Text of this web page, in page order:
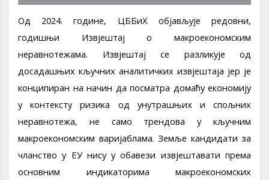
Од 2024. године, ЦББиХ објављује редовни,
годишњи Извјештај о макроекономским
неравнотежама. Извјештај се разликује од
досадашњих кључних аналитичких извјештаја јер је
конципиран на начин да посматра домаћу економију
у контексту ризика од унутрашњих и спољних
неравнотежа, не само трендова у кључним
макроекономским варијаблама. Земље кандидати за
чланство у ЕУ нису у обавези извјештавати према
основним индикаторима макроекономских